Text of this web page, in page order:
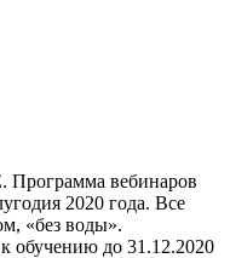
вебинаров
2020 года. Все
«без воды».
обучению до 31.12.2020